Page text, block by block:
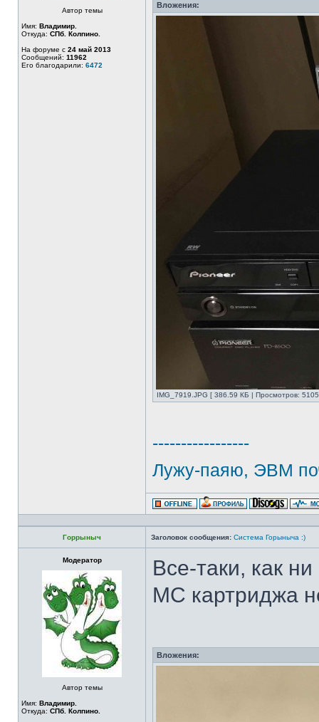
Автор темы
Имя: Владимир.
Откуда: СПб. Колпино.
На форуме с 24 май 2013
Сообщений: 11962
Его благодарили: 6472
Вложения:
IMG_7919.JPG [ 386.59 КБ | Просмотров:
-----------------
Лужу-паяю, ЭВМ
Горрыныч Заголовок сообщения: Система Горыныча :)
Модератор
Автор темы
Имя: Владимир.
Откуда: СПб. Колпино.
Все-таки, как
МС картриджа
Вложения: